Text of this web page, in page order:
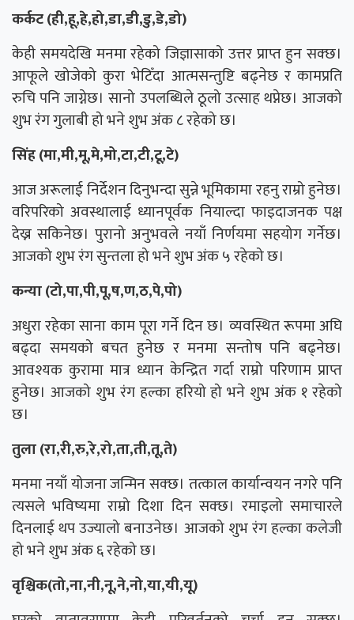
कर्कट (ही,हू,हे,हो,डा,डी,डु,डे,डो)
केही समयदेखि मनमा रहेको जिज्ञासाको उत्तर प्राप्त हुन सक्छ।
आफूले खोजेको कुरा भेटिँदा आत्मसन्तुष्टि बढ्नेछ र कामप्रति
रुचि पनि जाग्नेछ। सानो उपलब्धिले ठूलो उत्साह थप्नेछ। आजको
शुभ रंग गुलाबी हो भने शुभ अंक ८ रहेको छ।
सिंह (मा,मी,मू,मे,मो,टा,टी,टू,टे)
आज अरूलाई निर्देशन दिनुभन्दा सुन्ने भूमिकामा रहनु राम्रो हुनेछ।
वरिपरिको अवस्थालाई ध्यानपूर्वक नियाल्दा फाइदाजनक पक्ष
देख्न सकिनेछ। पुरानो अनुभवले नयाँ निर्णयमा सहयोग गर्नेछ।
आजको शुभ रंग सुन्तला हो भने शुभ अंक ५ रहेको छ।
कन्या (टो,पा,पी,पू,ष,ण,ठ,पे,पो)
अधुरा रहेका साना काम पूरा गर्ने दिन छ। व्यवस्थित रूपमा अघि
बढ्दा समयको बचत हुनेछ र मनमा सन्तोष पनि बढ्नेछ।
आवश्यक कुरामा मात्र ध्यान केन्द्रित गर्दा राम्रो परिणाम प्राप्त
हुनेछ। आजको शुभ रंग हल्का हरियो हो भने शुभ अंक १ रहेको
छ।
तुला (रा,री,रु,रे,रो,ता,ती,तू,ते)
मनमा नयाँ योजना जन्मिन सक्छ। तत्काल कार्यान्वयन नगरे पनि
त्यसले भविष्यमा राम्रो दिशा दिन सक्छ। रमाइलो समाचारले
दिनलाई थप उज्यालो बनाउनेछ। आजको शुभ रंग हल्का कलेजी
हो भने शुभ अंक ६ रहेको छ।
वृश्चिक(तो,ना,नी,नू,ने,नो,या,यी,यू)